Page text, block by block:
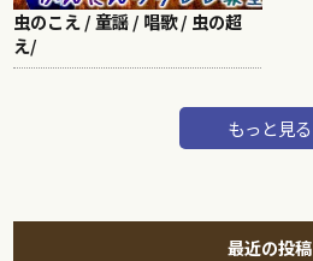
虫のこえ / 童謡 / 唱歌 / 虫の超
え/
もっと見る
最近の投稿